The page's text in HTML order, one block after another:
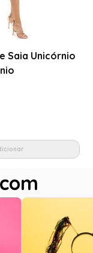
Saia Unicórnio